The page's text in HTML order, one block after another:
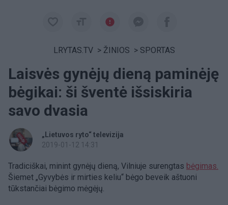
LRYTAS.TV > ŽINIOS > SPORTAS
Laisvės gynėjų dieną paminėję
bėgikai: ši šventė išsiskiria
savo dvasia
„Lietuvos ryto“ televizija
2019-01-12 14:31
Tradiciškai, minint gynėjų dieną, Vilniuje surengtas bėgimas.
Šiemet „Gyvybės ir mirties keliu“ bėgo beveik aštuoni
tūkstančiai bėgimo mėgėjų.